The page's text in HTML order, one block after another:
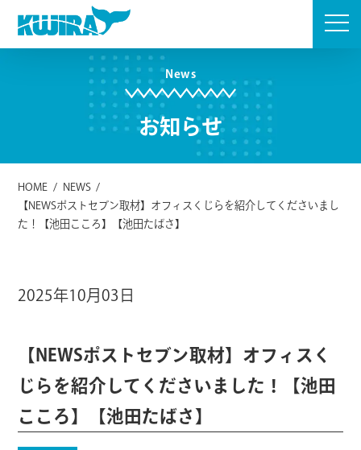
Skip
News
お知らせ
HOME / NEWS /
【NEWSポストセブン取材】オフィスくじらを紹介してくださいまし
た！【池田こころ】【池田たばさ】
2025年10月03日
【NEWSポストセブン取材】オフィスく
じらを紹介してくださいました！【池田
こころ】【池田たばさ】